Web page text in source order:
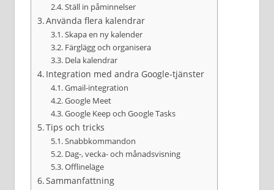
Ställ in påminnelser
Använda flera kalendrar
Skapa en ny kalender
Färglägg och organisera
Dela kalendrar
Integration med andra Google-tjänster
Gmail-integration
Google Meet
Google Keep och Google Tasks
Tips och tricks
Snabbkommandon
Dag-, vecka- och månadsvisning
Offlineläge
Sammanfattning